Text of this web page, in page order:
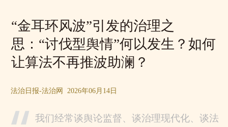
“金耳环风波”引发的治理之
思：“讨伐型舆情”何以发生？如何
让算法不再推波助澜？
法治日报-法治网 2026年06月14日
我们经常谈舆论监督、谈治理现代化、谈法